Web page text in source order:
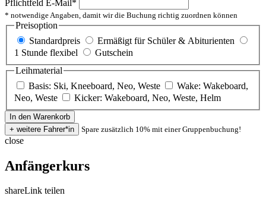
Pflichtfeld E-Mail*
* notwendige Angaben, damit wir die Buchung richtig zuordnen können
Preisoption
Standardpreis
Ermäßigt für Schüler & Abiturienten
1 Stunde flexibel
Gutschein
Leihmaterial
Basis: Ski, Kneeboard, Neo, Weste
Wake: Wakeboard,
Neo, Weste
Kicker: Wakeboard, Neo, Weste, Helm
Spare zusätzlich 10% mit einer Gruppenbuchung!
close
Anfängerkurs
shareLink teilen